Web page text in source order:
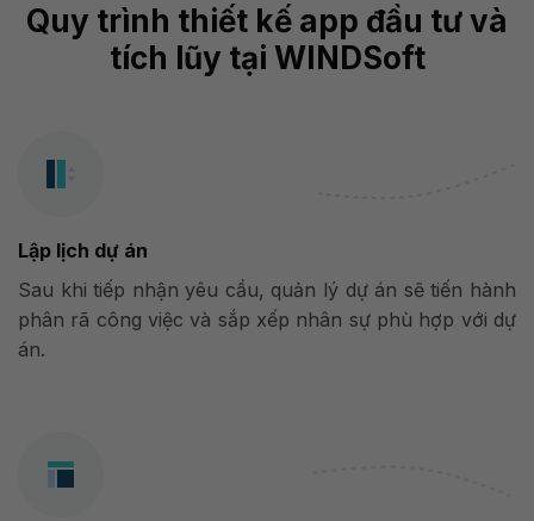
Quy trình thiết kế app đầu tư và
tích lũy tại WINDSoft
Lập lịch dự án
Sau khi tiếp nhận yêu cầu, quản lý dự án sẽ tiến hành
phân rã công việc và sắp xếp nhân sự phù hợp với dự
án.